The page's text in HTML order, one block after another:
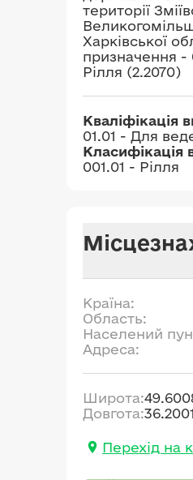
території
Харківської
призначення -
Рілля (2.2070)
Кваліфікація
01.01 - Для
Класифікація
001.01 - Рілля
Країна:
Область:
Населений
Адреса:
Широта:
Довгота:
Перехід на